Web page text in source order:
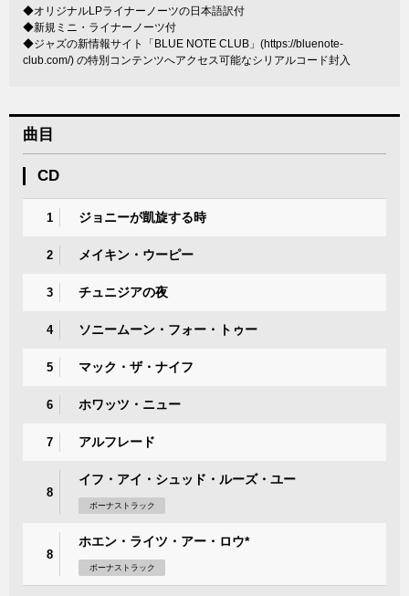
◆オリジナルLPライナーノーツの日本語訳付
◆新規ミニ・ライナーノーツ付
◆ジャズの新情報サイト「BLUE NOTE CLUB」(https://bluenote-
club.com/) の特別コンテンツへアクセス可能なシリアルコード封入
曲目
CD
1 ジョニーが凱旋する時
2 メイキン・ウーピー
3 チュニジアの夜
4 ソニームーン・フォー・トゥー
5 マック・ザ・ナイフ
6 ホワッツ・ニュー
7 アルフレード
8
イフ・アイ・シュッド・ルーズ・ユー
ボーナストラック
8
ホエン・ライツ・アー・ロウ*
ボーナストラック